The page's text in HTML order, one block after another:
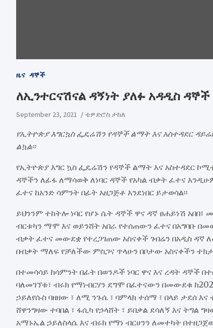
ዜና ዳኞች
ለኢንተርናሽናል ዳኝነት ያለፉ አዳዲስ
September 23, 2021 ቴዎድሮስ ታከለ
የኢትዮጵያ እግርኳስ ፌዴሬሽን የዳኞች ልማት እና አስተዳደር
ልኳል፡፡
የኢትዮጵያ እግር ኳስ ፌዴሬሽን የዳኞች ልማት እና አስተዳደር
ዳኞችን ለፊፋ ለማሳወቅ ለነባር ዳኞች የአካል ብቃት ፈተና
ፈተና ከአንድ ሳምንት በፊት አዘጋጅቶ እንደነበር ይታወሳል፡፡
ይህንንም ተከትሎ ነባር የሆኑ ሴት ዳኞች ዋና ዳኛ ፀሐይነሽ
ብርቱካን ማሞ እና ወይንሸት አበራ የተሰጠውን ፈተና በአግባቡ
ብቃት ፈተና መውደቋ የተረጋገጠው አስናቀች ገብሬን በአዲስ ዳኛ
በብቃት ማለፍ የቻለችው ምስጋና ጥላሁን በቦታው አስናቀችን
በተመሳሳይ ከሳምንት በፊት በወንዶች ነባር ዋና እና ረዳት
ባለመገኘቱ፣ ብሩክ የማነብርሃን ደግሞ በፈተናውን በመውደቁ
ኃይለየሱስ ባዘዘው ፣ ለሚ ንጉሴ ፣ ባምላክ ተሰማ ፣ በላይ ታደሰ
ሸዋንግዛው ተባበል ፣ ፋሲካ የኃላሸት ፣ ይበቃል ደሳለኝ እና
አማኑኤል ኃይለስላሴ እና ብሩክ የማነ ብርሀንን ለመተካት